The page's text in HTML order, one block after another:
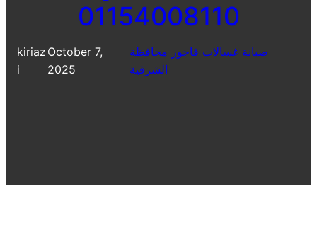
01154008110
kiriaz
i
October 7,
2025
صيانة غسالات فاجور محافظة
الشرقية